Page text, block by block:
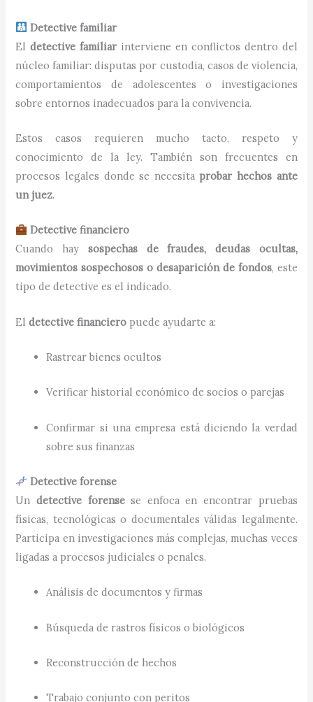
Detective familiar
Eldetective familiar interviene en conflictos dentro del
núcleo familiar: disputas por custodia, casos de violencia,
comportamientos de adolescentes o investigaciones
sobre entornos inadecuados para la convivencia.
Estos casos requieren mucho tacto, respeto y
conocimiento de la ley. También son frecuentes en
procesos legales donde se necesita probar hechos ante
un juez.
Detective financiero
Cuando hay sospechas de fraudes, deudas ocultas,
movimientos sospechosos o desaparición de fondos, este
tipo de detective es el indicado.
Eldetective financiero puede ayudarte a:
Rastrear bienes ocultos
Verificar historial económico de socios o parejas
Confirmar si una empresa está diciendo la verdad
sobre sus finanzas
Detective forense
Undetective forensese enfoca en encontrar pruebas
físicas, tecnológicas o documentales válidas legalmente.
Participa en investigaciones más complejas, muchas veces
ligadas a procesos judiciales o penales.
Análisis de documentos y firmas
Búsqueda de rastros físicos o biológicos
Reconstrucción de hechos
Trabajo conjunto con peritos